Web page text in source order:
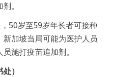
。
50岁至59岁年长者可接种
新加坡当局可能为医护人员
施打疫苗追加剂。
）